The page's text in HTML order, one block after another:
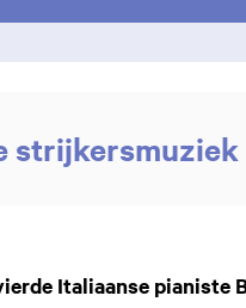
strijkersmuziek
Italiaanse pianiste